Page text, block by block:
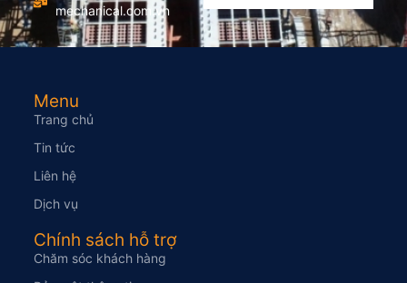
mechanical.com.vn
Menu
Trang chủ
Tin tức
Liên hệ
Dịch vụ
Chính sách hỗ trợ
Chăm sóc khách hàng